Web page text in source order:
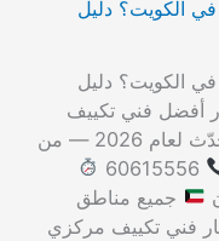
الكويت؟ دليل
الكويت؟ دليل
كيف تختار أفضل فني تكييف
مركزي في الكويت؟ دليل شامل ومحدّث لعام 2026 — من
جميع مناطق
فني تكييف مركزي